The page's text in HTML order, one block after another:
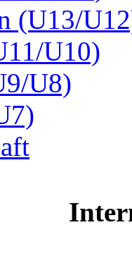
(U13/
U10)
U8)